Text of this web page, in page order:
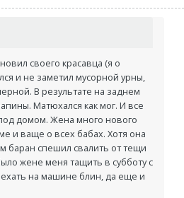
своего красавца (я о
и не заметил мусорной урны,
В результате на заднем
Матюхался как мог. И все
домом. Жена много нового
и ваще о всех бабах. Хотя она
баран спешил свалить от тещи
жене меня тащить в субботу с
на машине блин, да еще и